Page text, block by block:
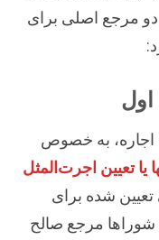
مرجع اصلی برای
اجاره، به خصوص
یا تعیین اجرت‌المثل
شده برای
شوراها مرجع صالح